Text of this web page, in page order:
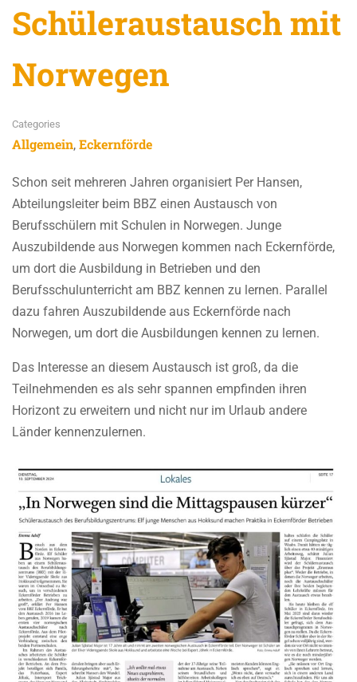
Schüleraustausch mit
Norwegen
Categories
Allgemein, Eckernförde
Schon seit mehreren Jahren organisiert Per Hansen,
Abteilungsleiter beim BBZ einen Austausch von
Berufsschülern mit Schulen in Norwegen. Junge
Auszubildende aus Norwegen kommen nach Eckernförde,
um dort die Ausbildung in Betrieben und den
Berufsschulunterricht am BBZ kennen zu lernen. Parallel
dazu fahren Auszubildende aus Eckernförde nach
Norwegen, um dort die Ausbildungen kennen zu lernen.
Das Interesse an diesem Austausch ist groß, da die
Teilnehmenden es als sehr spannen empfinden ihren
Horizont zu erweitern und nicht nur im Urlaub andere
Länder kennenzulernen.